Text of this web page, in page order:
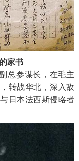
家书
总参谋长，在毛主
转战华北，深入敌
日本法西斯侵略者